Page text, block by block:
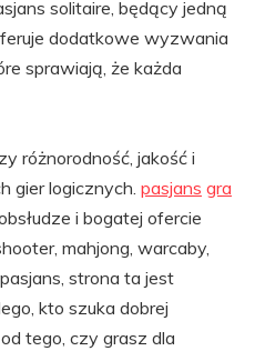
solitaire, będący jedną
dodatkowe wyzwania
sprawiają, że każda
różnorodność, jakość i
gier logicznych. pasjans gra
i bogatej ofercie
mahjong, warcaby,
strona ta jest
kto szuka dobrej
tego, czy grasz dla